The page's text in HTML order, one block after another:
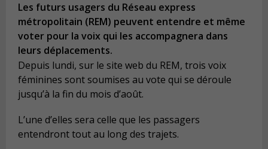
Les futurs usagers du Réseau express
métropolitain (REM) peuvent entendre et même
voter pour la voix qui les accompagnera dans
leurs déplacements.
Depuis lundi, sur le site web du REM, trois voix
féminines sont soumises au vote qui se déroule
jusqu’à la fin du mois d’août.
L’une d’elles sera celle que les passagers
entendront tout au long des trajets.